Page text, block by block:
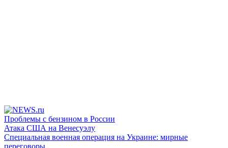
Проблемы с бензином в России
Атака США на Венесуэлу
Специальная военная операция на Украине: мирные
переговоры